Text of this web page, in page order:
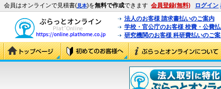
会員はオンラインで見積書(見本)を無料で作成できます 会員登録(無料) ログイン
法人のお客様 請求書払いのご案内
学校・官公庁のお客様 校費・公費
研究機関のお客様 科研費払いのご